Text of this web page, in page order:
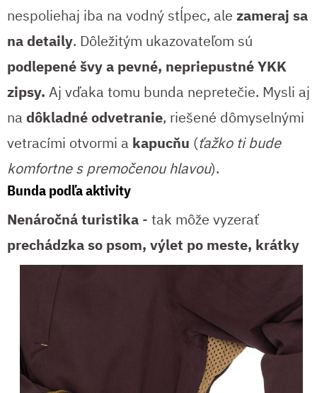
nespoliehaj iba na vodný stĺpec, ale zameraj sa
na detaily. Dôležitým ukazovateľom sú
podlepené švy a pevné, nepriepustné YKK
zipsy. Aj vďaka tomu bunda nepretečie. Mysli aj
na dôkladné odvetranie, riešené dômyselnými
vetracími otvormi a kapucňu (ťažko ti bude
komfortne s premočenou hlavou).
Bunda podľa aktivity
Nenáročná turistika - tak môže vyzerať
prechádzka so psom, výlet po meste, krátky